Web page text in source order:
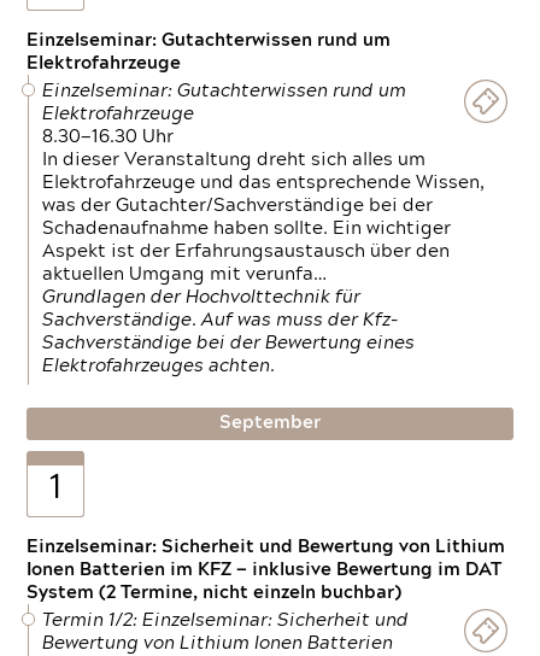
Einzelseminar: Gutachterwissen rund um
Elektrofahrzeuge
Einzelseminar: Gutachterwissen rund um
Elektrofahrzeuge
8.30—16.30 Uhr
In dieser Veranstaltung dreht sich alles um
Elektrofahrzeuge und das entsprechende Wissen,
was der Gutachter/Sachverständige bei der
Schadenaufnahme haben sollte. Ein wichtiger
Aspekt ist der Erfahrungsaustausch über den
aktuellen Umgang mit verunfa…
Grundlagen der Hochvolttechnik für
Sachverständige. Auf was muss der Kfz-
Sachverständige bei der Bewertung eines
Elektrofahrzeuges achten.
September
1
Einzelseminar: Sicherheit und Bewertung von Lithium
Ionen Batterien im KFZ — inklusive Bewertung im DAT
System (2 Termine, nicht einzeln buchbar)
Termin 1/2: Einzelseminar: Sicherheit und
Bewertung von Lithium Ionen Batterien